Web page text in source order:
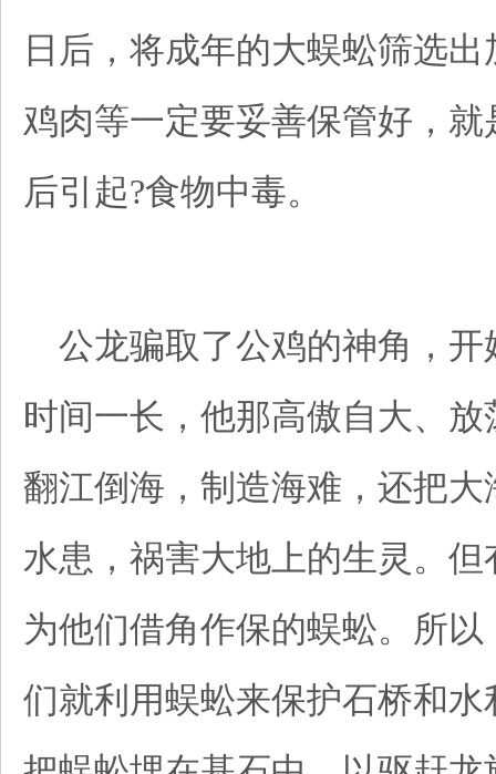
日后，将成年的大蜈蚣筛选
鸡肉等一定要妥善保管好，
后引起?食物中毒。
公龙骗取了公鸡的神角，开
时间一长，他那高傲自大、
翻江倒海，制造海难，还把
水患，祸害大地上的生灵。
为他们借角作保的蜈蚣。所
们就利用蜈蚣来保护石桥和